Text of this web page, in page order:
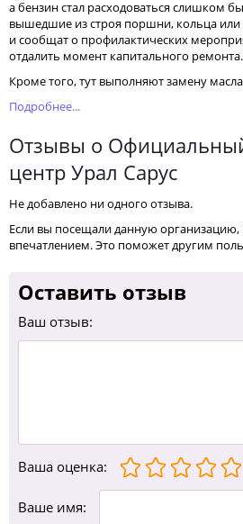
а бензин стал расходоваться слишком
вышедшие из строя поршни, кольца или
и сообщат о профилактических
отдалить момент капитального ремонта.
Кроме того, тут выполняют замену
Подробнее...
Отзывы о
центр Урал Сарус
Не добавлено ни одного отзыва.
Если вы посещали данную организацию,
впечатлением. Это поможет другим
Оставить отзыв
Ваш отзыв:
Ваша оценка:
Ваше имя: